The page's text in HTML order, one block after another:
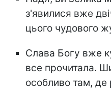
з'явилися вже
цього чудового
Слава Богу вже
все прочитала.
особливо там, де